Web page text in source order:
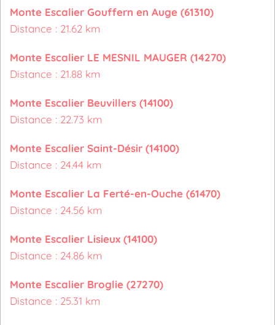
Monte Escalier Gouffern en Auge (61310)
Distance : 21.62 km
Monte Escalier LE MESNIL MAUGER (14270)
Distance : 21.88 km
Monte Escalier Beuvillers (14100)
Distance : 22.73 km
Monte Escalier Saint-Désir (14100)
Distance : 24.44 km
Monte Escalier La Ferté-en-Ouche (61470)
Distance : 24.56 km
Monte Escalier Lisieux (14100)
Distance : 24.86 km
Monte Escalier Broglie (27270)
Distance : 25.31 km